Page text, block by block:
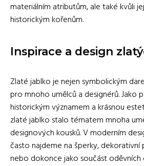
materiálním atributům, ale také kvůli
historickým kořenům.
Inspirace a design
Zlaté jablko je nejen symbolickým
pro mnoho umělců a designérů. Jako
historickým významem a krásnou
zlaté jablko stalo tématem mnoha
designových kousků. V moderním
často najdeme na šperky,
nebo dokonce jako součást oděvních